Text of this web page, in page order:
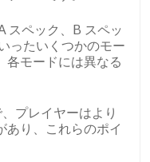
スペック、B スペッ
ったいくつかのモー
各モードには異なる
プレイヤーはより
あり、これらのポイ